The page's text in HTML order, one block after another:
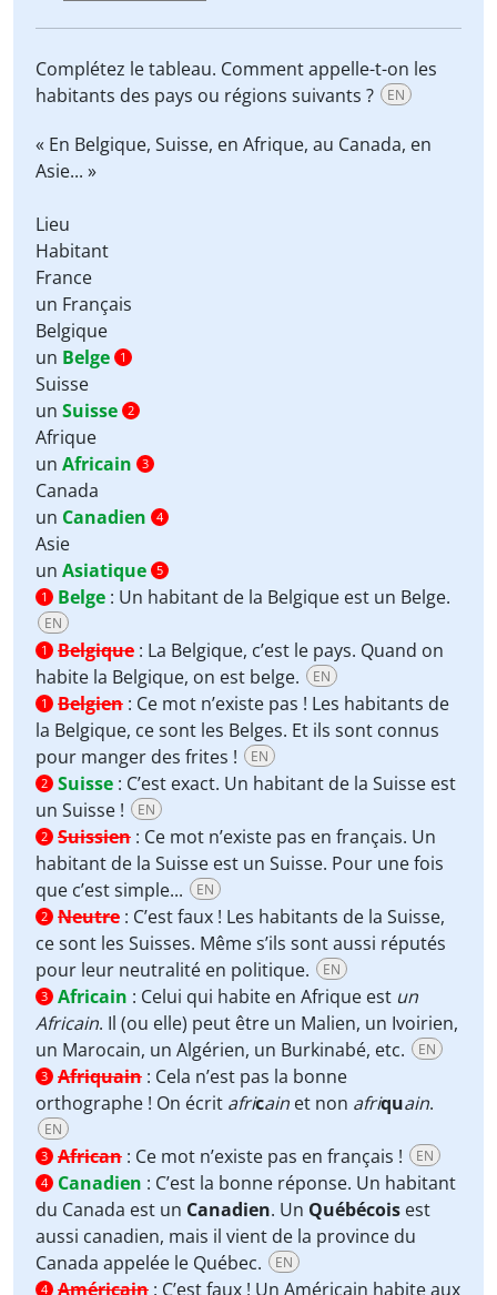
Complétez le tableau. Comment appelle-t-on les
habitants des pays ou régions suivants ?
EN
« En Belgique, Suisse, en Afrique, au Canada, en
Asie... »
Lieu
Habitant
France
un Français
Belgique
un Belge 1
Suisse
un Suisse 2
Afrique
un Africain 3
Canada
un Canadien 4
Asie
un Asiatique 5
1
Belge : Un habitant de la Belgique est un Belge.
EN
1 Belgique : La Belgique, c’est le pays. Quand on
habite la Belgique, on est belge.
EN
1 Belgien : Ce mot n’existe pas ! Les habitants de
la Belgique, ce sont les Belges. Et ils sont connus
pour manger des frites !
EN
2 Suisse : C’est exact. Un habitant de la Suisse est
un Suisse !
EN
2 Suissien : Ce mot n’existe pas en français. Un
habitant de la Suisse est un Suisse. Pour une fois
que c’est simple...
EN
2 Neutre : C’est faux ! Les habitants de la Suisse,
ce sont les Suisses. Même s’ils sont aussi réputés
pour leur neutralité en politique.
EN
3 Africain : Celui qui habite en Afrique est un
Africain. Il (ou elle) peut être un Malien, un Ivoirien,
un Marocain, un Algérien, un Burkinabé, etc.
EN
3 Afriquain : Cela n’est pas la bonne
orthographe ! On écrit africain et non afriquain.
EN
3 African : Ce mot n’existe pas en français ! EN
4 Canadien : C’est la bonne réponse. Un habitant
du Canada est un Canadien. Un Québécois est
aussi canadien, mais il vient de la province du
Canada appelée le Québec.
EN
4 Américain : C’est faux ! Un Américain habite aux